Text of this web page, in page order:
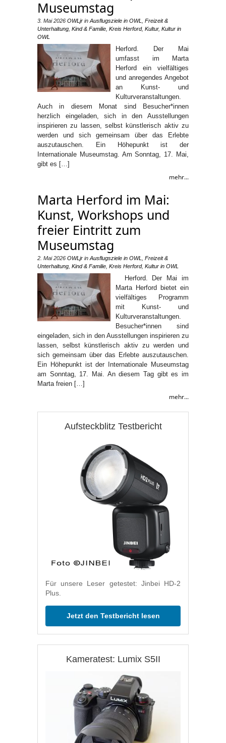
Museumstag
3. Mai 2026 OWLjr in Ausflugsziele in OWL
Freizeit &
Unterhaltung Kind & Familie Kreis Herford, Kultur, Kultur in
OWL
Herford. Der Mai
umfasst im Marta
Herford ein vielfältiges
und anregendes Angebot
an Kunst- und
Kulturveranstaltungen.
Auch in diesem Monat sind Besucher*innen
herzlich eingeladen, sich in den Ausstellungen
inspirieren zu lassen, selbst künstlerisch aktiv zu
werden und sich gemeinsam über das Erlebte
auszutauschen. Ein Höhepunkt ist der
Internationale Museumstag. Am Sonntag, 17. Mai,
gibt es […]
mehr...
Marta Herford im Mai:
Kunst, Workshops und
freier Eintritt zum
Museumstag
2. Mai 2026 OWLjr in Ausflugsziele in OWL
Freizeit &
Unterhaltung Kind & Familie Kreis Herford, Kultur in OWL
Herford. Der Mai im
Marta Herford bietet ein
vielfältiges Programm
mit Kunst- und
Kulturveranstaltungen.
Besucher*innen sind
eingeladen, sich in den Ausstellungen inspirieren zu
lassen, selbst künstlerisch aktiv zu werden und
sich gemeinsam über das Erlebte auszutauschen.
Ein Höhepunkt ist der Internationale Museumstag
am Sonntag, 17. Mai. An diesem Tag gibt es im
Marta freien […]
mehr...
Aufsteckblitz Testbericht
Für unsere Leser getestet: Jinbei HD-2
Plus.
Jetzt den Testbericht lesen
Kameratest: Lumix S5II